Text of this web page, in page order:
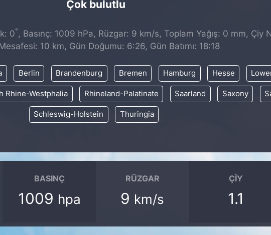
Çok bulutlu
0° , Basınç: 1009 hPa, Rüzgar: 9 km/s, Toplam Yağış: 0 mm, Çiy
10 km, Gün Doğumu: 6:26, Gün Batımı: 18:18
Berlin Brandenburg Bremen Hamburg Hesse
Rhine-Westphalia Rhineland-Palatinate Saarland Saxony
Schleswig-Holstein Thuringia
BASINÇ
1009 hpa
RÜZGAR
9 km/s
ÇIY
1.1